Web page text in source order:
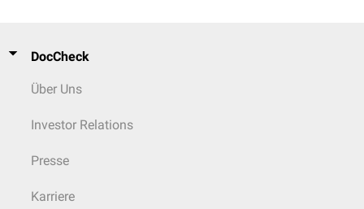
DocCheck
Über Uns
Investor Relations
Presse
Karriere